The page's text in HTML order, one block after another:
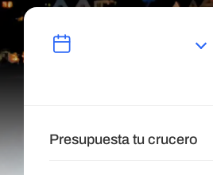
Presupuesta tu crucero